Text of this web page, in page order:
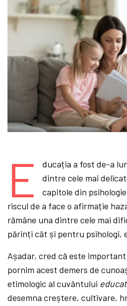
E
ducația a fost de-a
dintre cele mai
capitole din
riscul de a face o afirmație
rămâne una dintre cele mai
părinți cât și pentru psihologi,
Așadar, cred că este
pornim acest demers de
etimologic al cuvântului
desemna creștere, cultivare,